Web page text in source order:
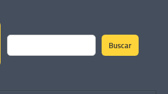
Buscar
Buscar